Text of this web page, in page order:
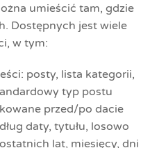
umieścić tam, gdzie
Dostępnych jest wiele
w tym:
posty, lista kategorii,
typ postu
przed/po dacie
daty, tytułu, losowo
lat, miesięcy, dni